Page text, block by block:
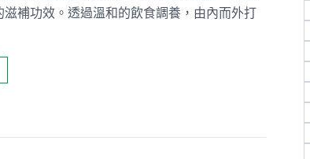
補功效。透過溫和的飲食調養，由內而外打